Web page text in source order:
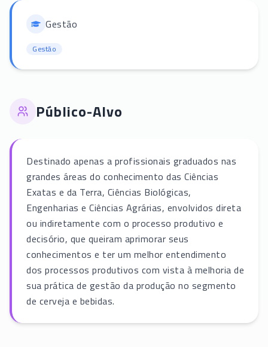
Gestão
Gestão
Público-Alvo
Destinado apenas a profissionais graduados nas
grandes áreas do conhecimento das Ciências
Exatas e da Terra, Ciências Biológicas,
Engenharias e Ciências Agrárias, envolvidos direta
ou indiretamente com o processo produtivo e
decisório, que queiram aprimorar seus
conhecimentos e ter um melhor entendimento
dos processos produtivos com vista à melhoria de
sua prática de gestão da produção no segmento
de cerveja e bebidas.